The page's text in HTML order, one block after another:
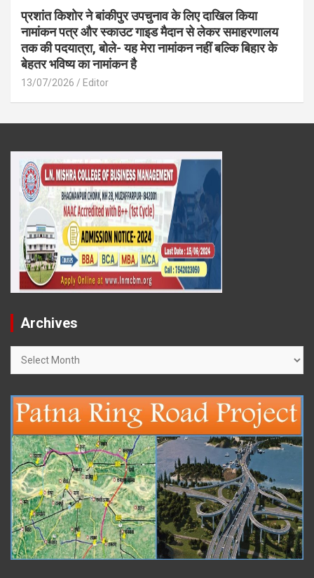
प्रशांत किशोर ने बांकीपुर उपचुनाव के लिए दाखिल किया
नामांकन पत्र और स्काउट गाइड मैदान से लेकर समाहरणालय
तक की पदयात्रा, बोले- यह मेरा नामांकन नहीं बल्कि बिहार के
बेहतर भविष्य का नामांकन है
13/07/2026 Editor
Archives